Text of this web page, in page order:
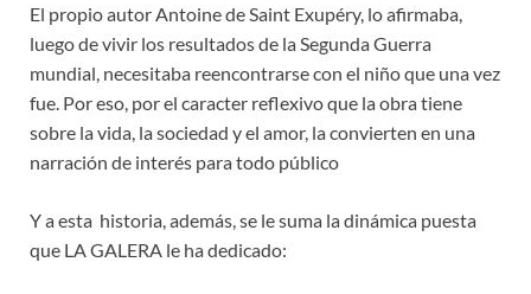
El propio autor Antoine de Saint Exupéry, lo afirmaba,
luego de vivir los resultados de la Segunda Guerra
mundial, necesitaba reencontrarse con el niño que una vez
fue. Por eso, por el caracter reflexivo que la obra tiene
sobre la vida, la sociedad y el amor, la convierten en una
narración de interés para todo público
Y a esta historia, además, se le suma la dinámica puesta
que LA GALERA le ha dedicado: